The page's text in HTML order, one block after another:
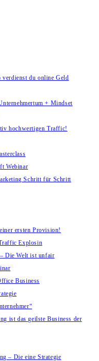
du online Geld
+ Mindset
hochwertigen Traffic!
Webinar
Schritt für Schritt
ersten Provision!
Explosin
Die Welt ist unfair
Business
ist das geilste Business der
– Die eine Strategie